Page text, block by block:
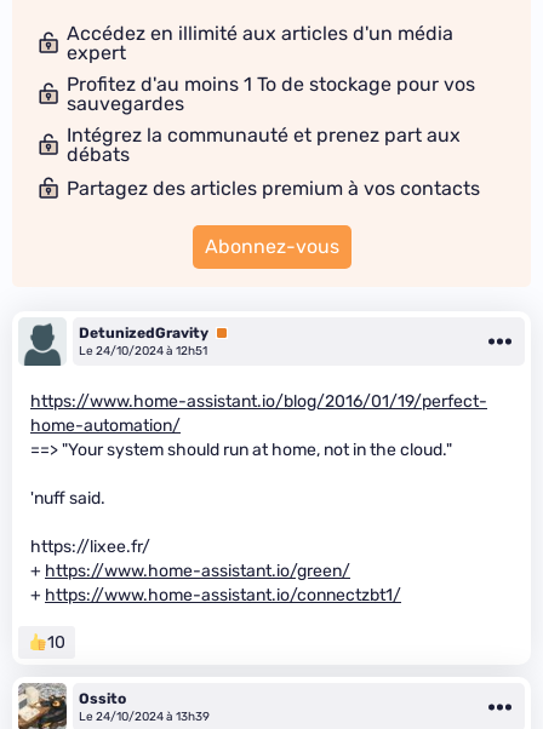
Accédez en illimité aux articles d'un média
expert
Profitez d'au moins 1 To de stockage pour vos
sauvegardes
Intégrez la communauté et prenez part aux
débats
Partagez des articles premium à vos contacts
Abonnez-vous
DetunizedGravity Premium
Le 24/10/2024 à 12h51
https://www.home-assistant.io/blog/2016/01/19/perfect-
home-automation/
==> "Your system should run at home, not in the cloud."
'nuff said.
https://lixee.fr/
+ https://www.home-assistant.io/green/
+ https://www.home-assistant.io/connectzbt1/
10
Ossito
Le 24/10/2024 à 13h39